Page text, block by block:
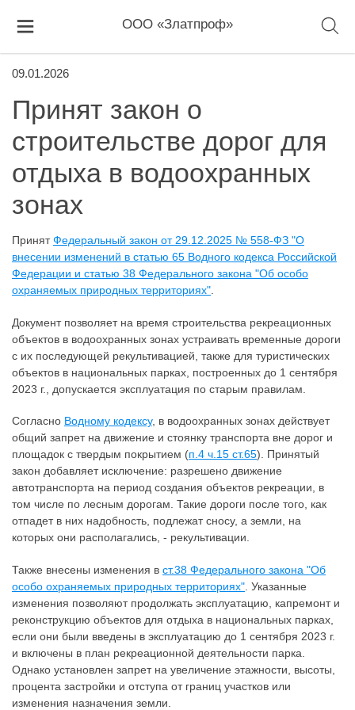
ООО «Златпроф»
09.01.2026
Принят закон о
строительстве дорог для
отдыха в водоохранных
зонах
ПринятФедеральный закон от 29.12.2025 № 558-ФЗ "О
внесении изменений в статью 65 Водного кодекса Российской
Федерации и статью 38 Федерального закона "Об особо
охраняемых природных территориях"
Документ позволяет на время строительства рекреационных
объектов в водоохранных зонах устраивать временные дороги
с их последующей рекультивацией, также для туристических
объектов в национальных парках, построенных до 1 сентября
2023 г., допускается эксплуатация по старым правилам.
Согласно Водному кодексу, в водоохранных зонах действует
общий запрет на движение и стоянку транспорта вне дорог и
площадок с твердым покрытием (п.4 ч.15 ст.65). Принятый
закон добавляет исключение: разрешено движение
автотранспорта на период создания объектов рекреации, в
том числе по лесным дорогам. Такие дороги после того, как
отпадет в них надобность, подлежат сносу, а земли, на
которых они располагались, - рекультивации.
Также внесены изменения в ст.38 Федерального закона "Об
особо охраняемых природных территориях" . Указанные
изменения позволяют продолжать эксплуатацию, капремонт и
реконструкцию объектов для отдыха в национальных парках,
если они были введены в эксплуатацию до 1 сентября 2023 г.
и включены в план рекреационной деятельности парка.
Однако установлен запрет на увеличение этажности, высоты,
процента застройки и отступа от границ участков или
изменения назначения земли.